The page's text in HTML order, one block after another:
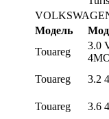
Модель
Touareg
3.0
Touareg
3.2
Touareg
3.6